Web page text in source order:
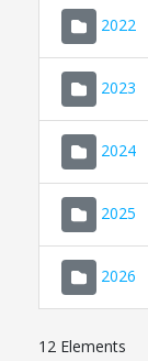
2022
2023
2024
2025
2026
12 Elements